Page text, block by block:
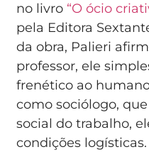
no livro “O ócio
pela Editora
da obra, Palieri
professor, ele
frenético ao
como sociólogo,
social do trabalho,
condições